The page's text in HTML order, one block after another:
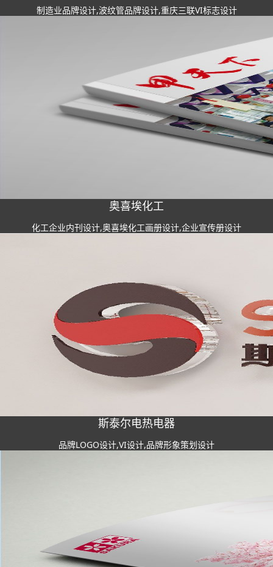
制造业品牌设计,波纹管品牌设计,重庆三联VI标志设计
奥喜埃化工
化工企业内刊设计,奥喜埃化工画册设计,企业宣传册设计
斯泰尔电热电器
品牌LOGO设计,VI设计,品牌形象策划设计